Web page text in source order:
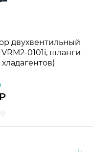
двухвентильный
0101i, шланги